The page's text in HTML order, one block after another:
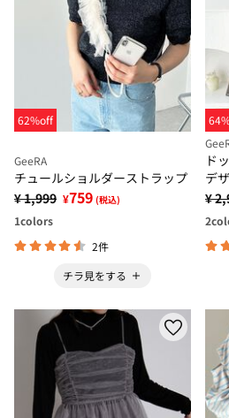
62%off
GeeRA
チュールショルダーストラップ
¥ 1,999 ¥759 (税込)
1colors
2件
チラ見をする
ド
デ
¥
2